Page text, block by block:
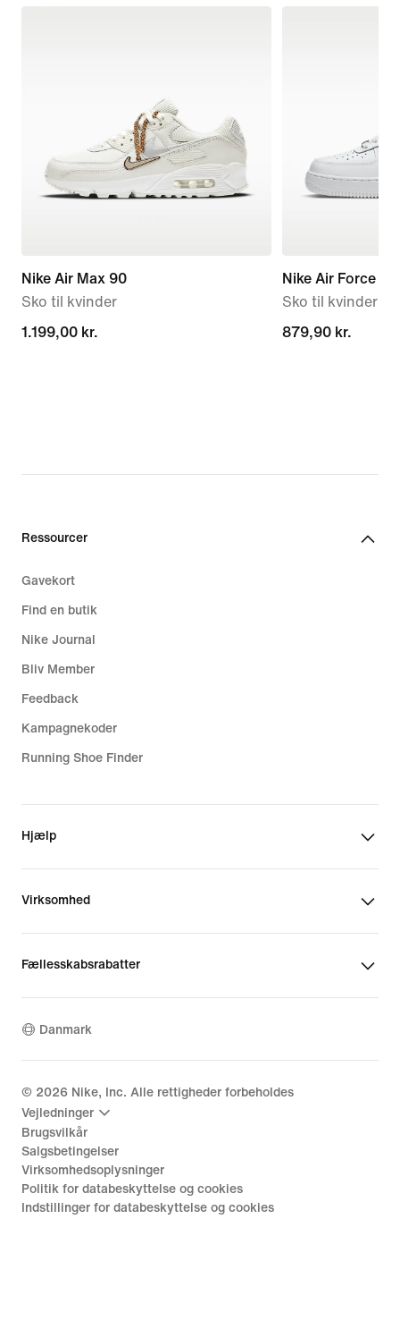
Nike Air Max 90
Sko til kvinder
1.199,00 kr.
1.199,00 kr.
Nike Air Force 1
Sko til kvinder
879,90 kr.
879,90 kr.
Ressourcer
Gavekort
Find en butik
Nike Journal
Bliv Member
Feedback
Kampagnekoder
Running Shoe Finder
Hjælp
Virksomhed
Fællesskabsrabatter
Danmark
© 2026 Nike, Inc. Alle rettigheder forbeholdes
Vejledninger
Brugsvilkår
Salgsbetingelser
Virksomhedsoplysninger
Politik for databeskyttelse og cookies
Indstillinger for databeskyttelse og cookies